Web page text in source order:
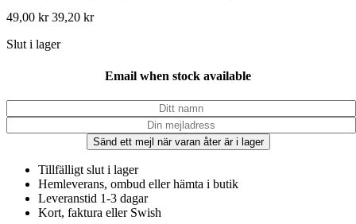
49,00 kr 39,20 kr
Slut i lager
Email when stock available
Sänd ett mejl när varan åter är i lager
Tillfälligt slut i lager
Hemleverans, ombud eller hämta i butik
Leveranstid 1-3 dagar
Kort, faktura eller Swish